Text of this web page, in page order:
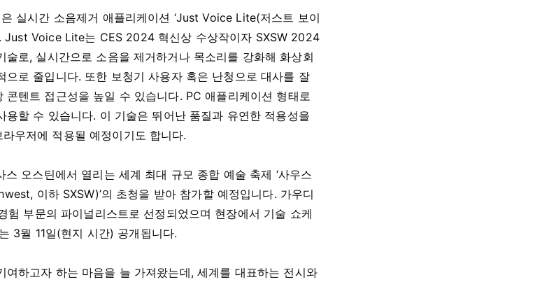
실시간 소음제거 애플리케이션 ‘Just Voice Lite(저스트 보이
Just Voice Lite는 CES 2024 혁신상 수상작이자 SXSW 2024
술로, 실시간으로 소음을 제거하거나 목소리를 강화해 화상회
으로 줄입니다. 또한 보청기 사용자 혹은 난청으로 대사를 잘
콘텐트 접근성을 높일 수 있습니다. PC 애플리케이션 형태로
용할 수 있습니다. 이 기술은 뛰어난 품질과 유연한 적용성을
우저에 적용될 예정이기도 합니다.
오스틴에서 열리는 세계 최대 규모 종합 예술 축제 ‘사우스
이하 SXSW)’의 초청을 받아 참가할 예정입니다. 가우디
험 부문의 파이널리스트로 선정되었으며 현장에서 기술 쇼케
3월 11일(현지 시간) 공개됩니다.
여하고자 하는 마음을 늘 가져왔는데, 세계를 대표하는 전시와